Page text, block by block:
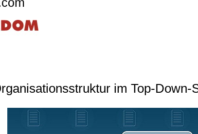
im Top-Down-